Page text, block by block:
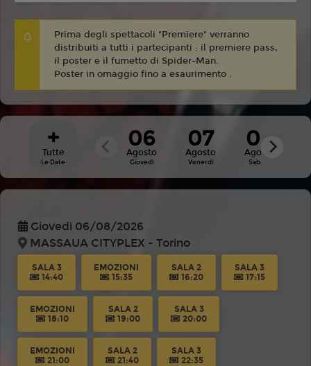
+
Tutte
Le Date
06
Agosto
Giovedì
07
Agosto
Venerdì
08
Agosto
Sabato
Prima degli spettacoli "Premiere" verranno
distribuiti a tutti i partecipanti : il premiere pass,
il poster e il fumetto di Spider-Man.
Poster in omaggio fino a esaurimento .
Giovedì 06/08/2026
MASSAUA CITYPLEX - Torino
SALA 3
14:40
EMOZIONI
15:35
SALA 2
16:20
SALA 3
17:15
EMOZIONI
18:10
SALA 2
19:00
SALA 3
20:00
EMOZIONI
21:00
SALA 2
21:40
SALA 3
22:35